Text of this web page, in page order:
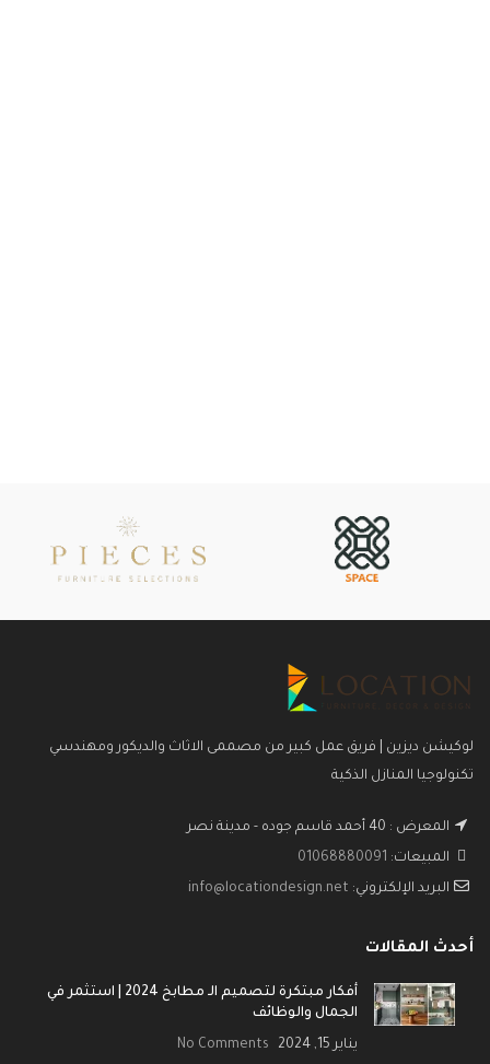
لوكيشن ديزين | فريق عمل كبير من مصممى الاثاث والديكور ومهندسي
تكنولوجيا المنازل الذكية
المعرض : 40 أحمد قاسم جوده - مدينة نصر
المبيعات: 01068880091
البريد الإلكتروني: info@locationdesign.net
أحدث المقالات
أفكار مبتكرة لتصميم الـ مطابخ 2024 | استثمر في
الجمال والوظائف
يناير 15, 2024 No Comments